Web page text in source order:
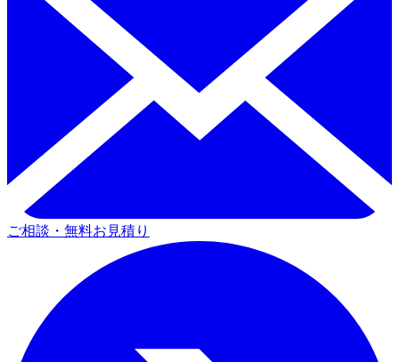
ご相談・無料お見積り